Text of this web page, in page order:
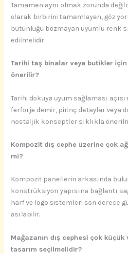
Tamamen aynı olmak zorunda
olarak birbirini tamamlayan, göz
bütünlüğü bozmayan uyumlu renk
edilmelidir.
Tarihi taş binalar veya butikler
önerilir?
Tarihi dokuya uyum sağlaması
ferforje demir, pirinç detaylar veya
nostaljik konseptler sıklıkla
Kompozit dış cephe üzerine çok
mi?
Kompozit panellerin arkasında
konstrüksiyon yapısına bağlantı
harf ve logo sistemleri son derece
asılabilir.
Mağazanın dış cephesi çok
tasarım seçilmelidir?